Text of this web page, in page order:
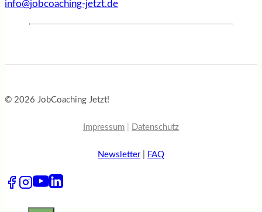
info@jobcoaching-jetzt.de
© 2026 JobCoaching Jetzt!
Impressum Datenschutz
Newsletter| FAQ